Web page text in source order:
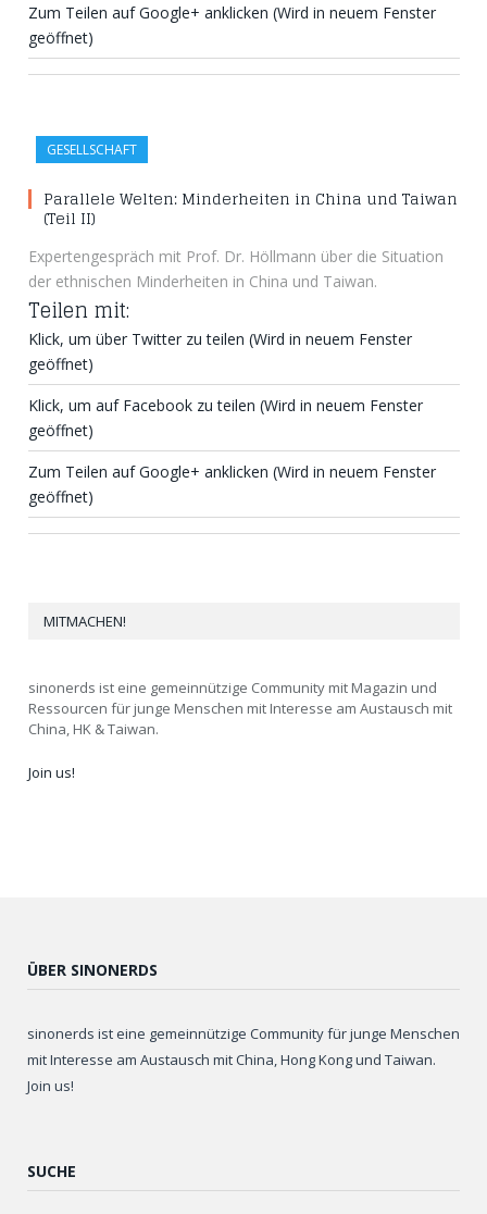
Zum Teilen auf Google+ anklicken (Wird in neuem Fenster
geöffnet)
GESELLSCHAFT
Parallele Welten: Minderheiten in China und Taiwan
(Teil II)
Expertengespräch mit Prof. Dr. Höllmann über die Situation
der ethnischen Minderheiten in China und Taiwan.
Teilen mit:
Klick, um über Twitter zu teilen (Wird in neuem Fenster
geöffnet)
Klick, um auf Facebook zu teilen (Wird in neuem Fenster
geöffnet)
Zum Teilen auf Google+ anklicken (Wird in neuem Fenster
geöffnet)
MITMACHEN!
sinonerds ist eine gemeinnützige Community mit Magazin und
Ressourcen für junge Menschen mit Interesse am Austausch mit
China, HK & Taiwan.
Join us!
ÜBER SINONERDS
sinonerds ist eine gemeinnützige Community für junge Menschen
mit Interesse am Austausch mit China, Hong Kong und Taiwan.
Join us!
SUCHE